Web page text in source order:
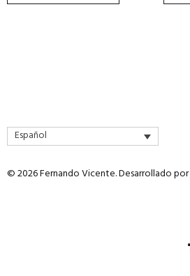
Español
© 2026 Fernando Vicente. Desarrollado por